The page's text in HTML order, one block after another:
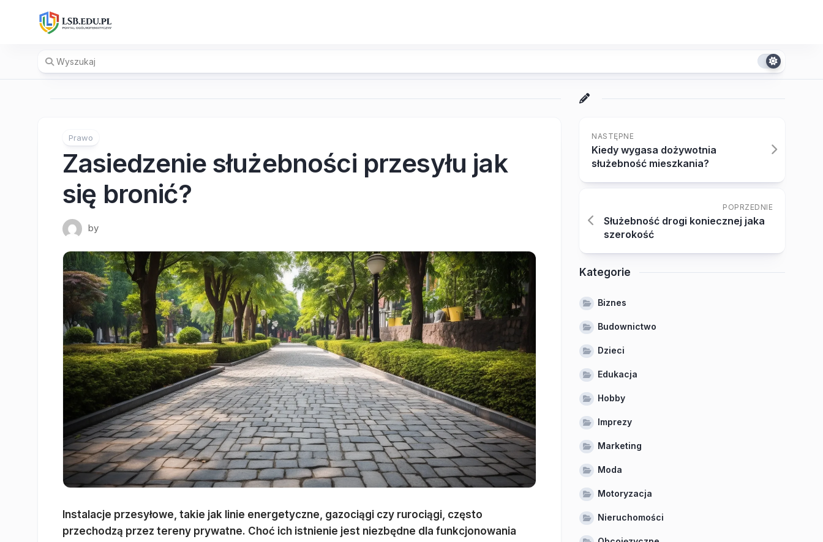
Prawo
Zasiedzenie służebności przesyłu jak
się bronić?
by
Instalacje przesyłowe, takie jak linie energetyczne, gazociągi czy rurociągi, często
przechodzą przez tereny prywatne. Choć ich istnienie jest niezbędne dla funkcjonowania
NASTĘPNE
Kiedy wygasa dożywotnia
służebność mieszkania?
POPRZEDNIE
Służebność drogi koniecznej jaka
szerokość
Kategorie
Biznes
Budownictwo
Dzieci
Edukacja
Hobby
Imprezy
Marketing
Moda
Motoryzacja
Nieruchomości